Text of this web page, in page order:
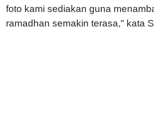
foto kami sediakan guna
ramadhan semakin terasa," kata